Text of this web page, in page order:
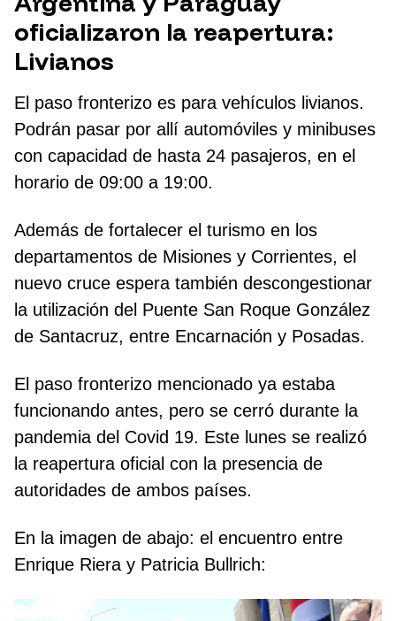
oficializaron la reapertura:
Livianos
El paso fronterizo es para vehículos livianos.
Podrán pasar por allí automóviles y minibuses
con capacidad de hasta 24 pasajeros, en el
horario de 09:00 a 19:00.
Además de fortalecer el turismo en los
departamentos de Misiones y Corrientes, el
nuevo cruce espera también descongestionar
la utilización del Puente San Roque González
de Santacruz, entre Encarnación y Posadas.
El paso fronterizo mencionado ya estaba
funcionando antes, pero se cerró durante la
pandemia del Covid 19. Este lunes se realizó
la reapertura oficial con la presencia de
autoridades de ambos países.
En la imagen de abajo: el encuentro entre
Enrique Riera y Patricia Bullrich: